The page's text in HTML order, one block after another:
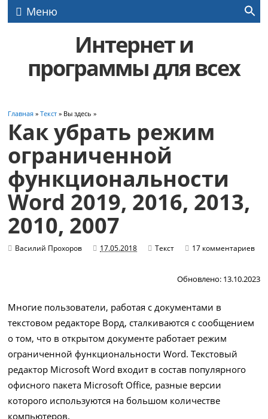
Меню
Интернет и
программы для всех
Главная »Текст » Вы здесь »
Как убрать режим
ограниченной
функциональности
Word 2019, 2016, 2013,
2010, 2007
Василий Прохоров 17.05.2018 Текст 17 комментариев
Обновлено: 13.10.2023
Многие пользователи, работая с документами в
текстовом редакторе Ворд, сталкиваются с сообщением
о том, что в открытом документе работает режим
ограниченной функциональности Word. Текстовый
редактор Microsoft Word входит в состав популярного
офисного пакета Microsoft Office, разные версии
которого используются на большом количестве
компьютеров.